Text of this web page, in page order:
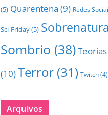
(5) Quarentena (9) Redes
Sci-Friday(5)
Sombrio (38)
(10)Terror (31) Twitch(4)
Arquivos